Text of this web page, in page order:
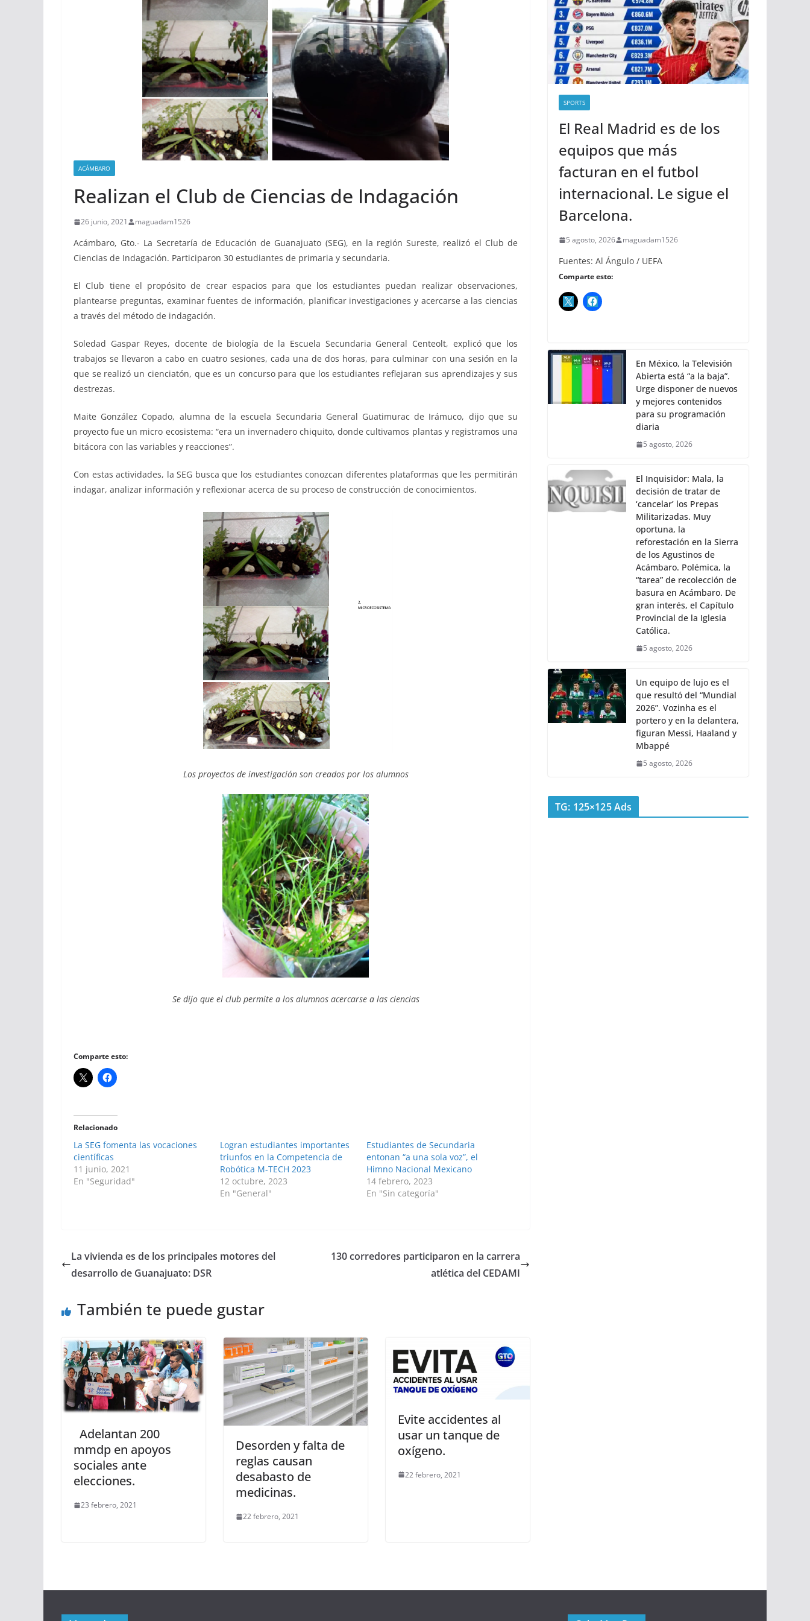
ACÁMBARO
Realizan el Club de Ciencias de Indagación
26 junio, 2021 maguadam1526
Acámbaro, Gto.- La Secretaría de Educación de Guanajuato (SEG), en la región Sureste, realizó el Club de
Ciencias de Indagación. Participaron 30 estudiantes de primaria y secundaria.
El Club tiene el propósito de crear espacios para que los estudiantes puedan realizar observaciones,
plantearse preguntas, examinar fuentes de información, planificar investigaciones y acercarse a las ciencias
a través del método de indagación.
Soledad Gaspar Reyes, docente de biología de la Escuela Secundaria General Centeolt, explicó que los
trabajos se llevaron a cabo en cuatro sesiones, cada una de dos horas, para culminar con una sesión en la
que se realizó un cienciatón, que es un concurso para que los estudiantes reflejaran sus aprendizajes y sus
destrezas.
Maite González Copado, alumna de la escuela Secundaria General Guatimurac de Irámuco, dijo que su
proyecto fue un micro ecosistema: “era un invernadero chiquito, donde cultivamos plantas y registramos una
bitácora con las variables y reacciones”.
Con estas actividades, la SEG busca que los estudiantes conozcan diferentes plataformas que les permitirán
indagar, analizar información y reflexionar acerca de su proceso de construcción de conocimientos.
Los proyectos de investigación son creados por los alumnos
Se dijo que el club permite a los alumnos acercarse a las ciencias
Comparte esto:
Relacionado
La SEG fomenta las vocaciones
científicas
11 junio, 2021
En "Seguridad"
Logran estudiantes importantes
triunfos en la Competencia de
Robótica M-TECH 2023
12 octubre, 2023
En "General"
Estudiantes de Secundaria
entonan “a una sola voz”, el
Himno Nacional Mexicano
14 febrero, 2023
En "Sin categoría"
La vivienda es de los principales motores del
desarrollo de Guanajuato: DSR
130 corredores participaron en la carrera
atlética del CEDAMI
También te puede gustar
Adelantan 200
mmdp en apoyos
sociales ante
elecciones.
23 febrero, 2021
Desorden y falta de
reglas causan
desabasto de
medicinas.
22 febrero, 2021
Evite accidentes al
usar un tanque de
oxígeno.
22 febrero, 2021
SPORTS
El Real Madrid es de los
equipos que más
facturan en el futbol
internacional. Le sigue el
Barcelona.
5 agosto, 2026 maguadam1526
Fuentes: Al Ángulo / UEFA
Comparte esto:
En México, la Televisión
Abierta está “a la baja”.
Urge disponer de nuevos
y mejores contenidos
para su programación
diaria
5 agosto, 2026
El Inquisidor: Mala, la
decisión de tratar de
‘cancelar’ los Prepas
Militarizadas. Muy
oportuna, la
reforestación en la Sierra
de los Agustinos de
Acámbaro. Polémica, la
“tarea” de recolección de
basura en Acámbaro. De
gran interés, el Capítulo
Provincial de la Iglesia
Católica.
5 agosto, 2026
Un equipo de lujo es el
que resultó del “Mundial
2026”. Vozinha es el
portero y en la delantera,
figuran Messi, Haaland y
Mbappé
5 agosto, 2026
TG: 125×125 Ads